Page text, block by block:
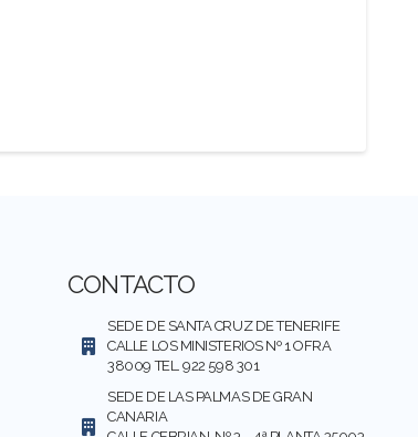
CONTACTO
SEDE DE SANTA CRUZ DE TENERIFE
CALLE LOS MINISTERIOS Nº 1 OFRA
38009 TEL. 922 598 301
SEDE DE LAS PALMAS DE GRAN
CANARIA